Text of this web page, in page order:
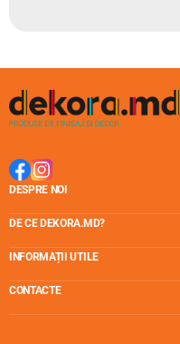
DESPRE NOI
DE CE DEKORA.MD?
INFORMAȚII UTILE
CONTACTE